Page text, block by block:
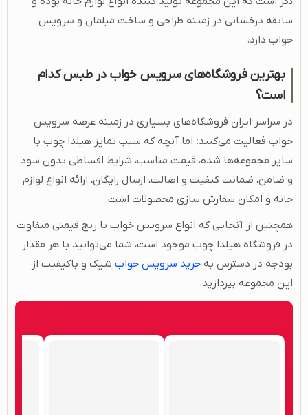
سابقه درخشانی در زمینه طراحی و ساخت مبلمان و سرویس
خواب دارد.
بهترین فروشگاه‌های سرویس خواب در طبس کدام
است؟
در سراسر ایران فروشگاه‌های بسیاری در زمینه عرضه سرویس
خواب فعالیت می‌کنند؛ اما آنچه که سبب تمایز هیلدا چوب با
سایر مجموعه‌ها شده، قیمت مناسب، شرایط اقساطی بدون سود
و ضامن، ضمانت کیفیت و اصالت، ارسال رایگان، ارائه انواع لوازم
خانه و امکان سفارش سازی محصولات است.
همچنین از آنجایی که انواع سرویس خواب با رنج قیمتی متفاوت
در فروشگاه هیلدا چوب موجود است، شما می‌توانید با هر مقدار
بودجه در دسترس به خرید سرویس خواب شیک و باکیفیت از
این مجموعه بپردازید.